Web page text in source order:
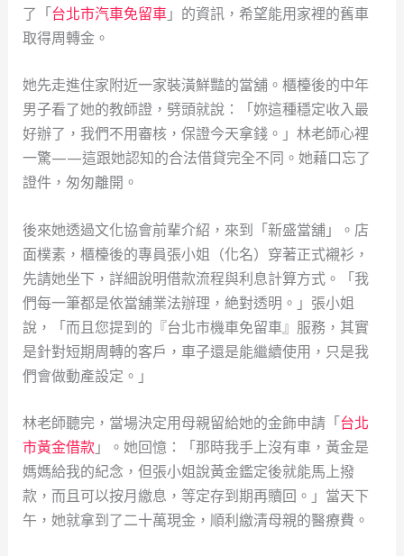
了「台北市汽車免留車」的資訊，希望能用家裡的舊車
取得周轉金。
她先走進住家附近一家裝潢鮮豔的當舖。櫃檯後的中年
男子看了她的教師證，劈頭就說：「妳這種穩定收入最
好辦了，我們不用審核，保證今天拿錢。」林老師心裡
一驚——這跟她認知的合法借貸完全不同。她藉口忘了
證件，匆匆離開。
後來她透過文化協會前輩介紹，來到「新盛當舖」。店
面樸素，櫃檯後的專員張小姐（化名）穿著正式襯衫，
先請她坐下，詳細說明借款流程與利息計算方式。「我
們每一筆都是依當舖業法辦理，絶對透明。」張小姐
說，「而且您提到的『台北市機車免留車』服務，其實
是針對短期周轉的客戶，車子還是能繼續使用，只是我
們會做動產設定。」
林老師聽完，當場決定用母親留給她的金飾申請「台北
市黃金借款」。她回憶：「那時我手上沒有車，黃金是
媽媽給我的紀念，但張小姐說黃金鑑定後就能馬上撥
款，而且可以按月繳息，等定存到期再贖回。」當天下
午，她就拿到了二十萬現金，順利繳清母親的醫療費。